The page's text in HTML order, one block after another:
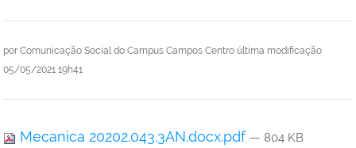
por Comunicação Social do Campus Campos Centro última modificação
05/05/2021 19h41
Mecanica 20202.043.3AN.docx.pdf — 804 KB